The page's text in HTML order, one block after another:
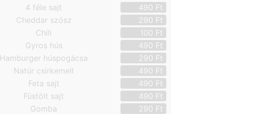
4 féle sajt
490 Ft
Cheddar szósz
290 Ft
Chili
100 Ft
Gyros hús
490 Ft
Hamburger húspogácsa
290 Ft
Natúr csirkemell
490 Ft
Feta sajt
490 Ft
Füstölt sajt
490 Ft
Gomba
290 Ft